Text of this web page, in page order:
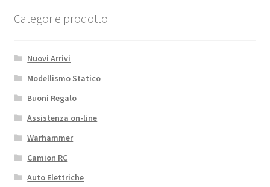
Categorie prodotto
Nuovi Arrivi
Modellismo Statico
Buoni Regalo
Assistenza on-line
Warhammer
Camion RC
Auto Elettriche